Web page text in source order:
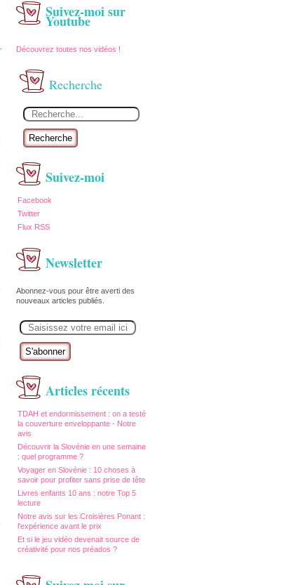
Suivez-moi sur
Youtube
Découvrez toutes nos vidéos !
Recherche
Recherche
Suivez-moi
Facebook
Twitter
Flux RSS
Newsletter
Abonnez-vous pour être averti des
nouveaux articles publiés.
m
Articles récents
TDAH et endormissement : on a testé
la couverture enveloppante - Notre
avis
Découvrir la Slovénie en une semaine
: quel programme ?
Voyager en Slovénie : 10 choses à
savoir pour profiter sans prise de tête
Livres enfants 10 ans : notre Top 5
lecture
Notre avis sur les Croisières Ponant :
l'expérience avant le prix
Et si le jeu vidéo devenait source de
créativité pour nos préados ?